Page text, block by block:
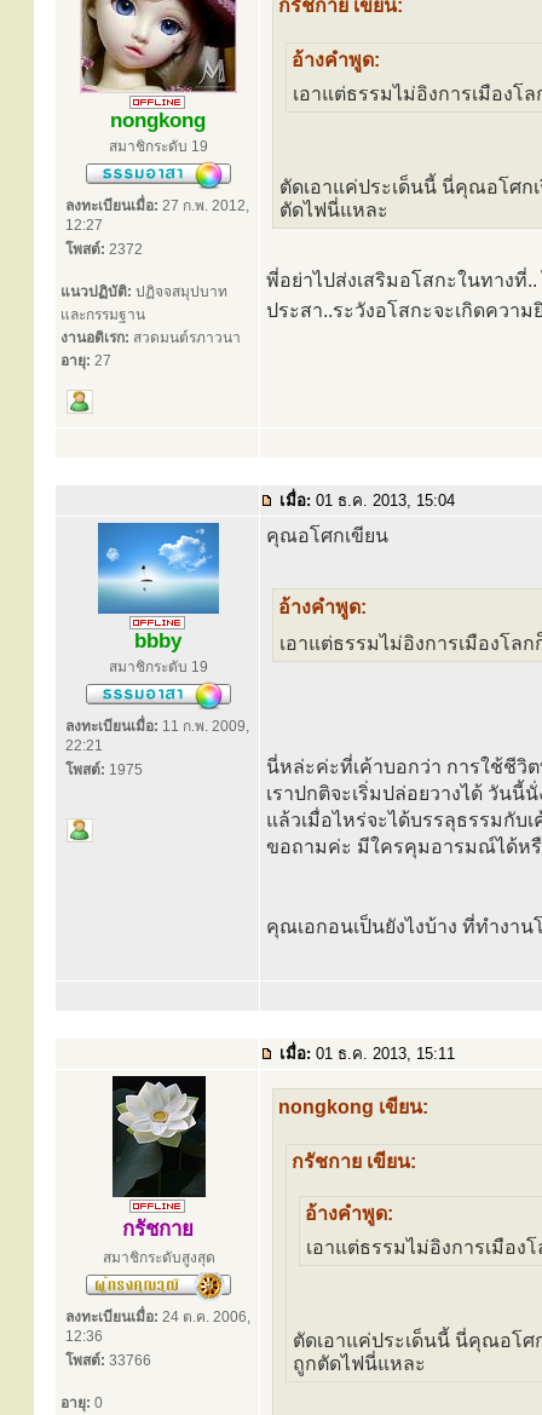
nongkong
สมาชิกระดับ 19
ลงทะเบียนเมื่อ: 27 ก.พ. 2012,
12:27
โพสต์: 2372
แนวปฏิบัติ: ปฏิจจสมุปบาท
และกรรมฐาน
งานอดิเรก: สวดมนต์รภาวนา
อายุ: 27
กรัชกาย เขียน:
อ้างคำพูด:
เอาแต่ธรรมไม่อิงการเมืองโ
ตัดเอาแค่ประเด็นนี้ นี่คุณอโศก
ตัดไฟนี่แหละ
พี่อย่าไปส่งเสริมอโสกะในทางที่
ประสา..ระวังอโสกะจะเกิดควา
เมื่อ: 01 ธ.ค. 2013, 15:04
bbby
สมาชิกระดับ 19
ลงทะเบียนเมื่อ: 11 ก.พ. 2009,
22:21
โพสต์: 1975
คุณอโศกเขียน
อ้างคำพูด:
เอาแต่ธรรมไม่อิงการเมืองโล
นี่หล่ะค่ะที่เค้าบอกว่า การใช้ชีวิ
เราปกติจะเริ่มปล่อยวางได้ วันนี้
แล้วเมื่อไหร่จะได้บรรลุธรรมกับเ
ขอถามค่ะ มีใครคุมอารมณ์ได้ห
คุณเอกอนเป็นยังไงบ้าง ที่ทำงา
เมื่อ: 01 ธ.ค. 2013, 15:11
กรัชกาย
สมาชิกระดับสูงสุด
ลงทะเบียนเมื่อ: 24 ต.ค. 2006,
12:36
โพสต์: 33766
อายุ: 0
nongkong เขียน:
กรัชกาย เขียน:
อ้างคำพูด:
เอาแต่ธรรมไม่อิงการเมือง
ตัดเอาแค่ประเด็นนี้ นี่คุณอโศ
ถูกตัดไฟนี่แหละ